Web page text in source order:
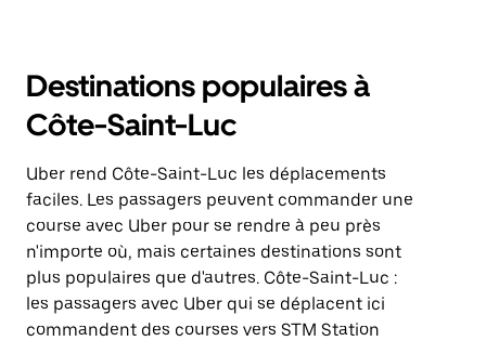
Destinations populaires à
Côte-Saint-Luc
Uber rend Côte-Saint-Luc les déplacements
faciles. Les passagers peuvent commander une
course avec Uber pour se rendre à peu près
n'importe où, mais certaines destinations sont
plus populaires que d'autres. Côte-Saint-Luc :
les passagers avec Uber qui se déplacent ici
commandent des courses vers STM Station